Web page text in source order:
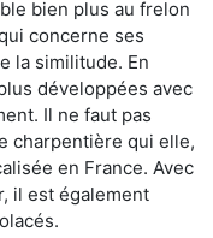
bien plus au frelon
concerne ses
la similitude. En
développées avec
Il ne faut pas
charpentière qui elle,
en France. Avec
il est également